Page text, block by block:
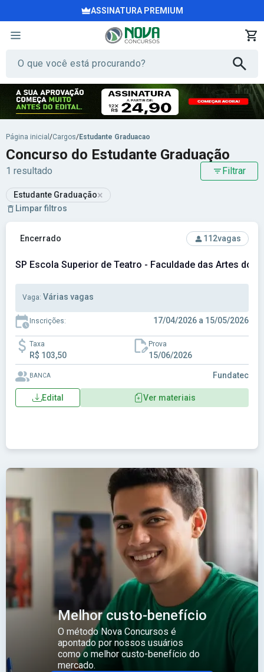
ASSINATURA PREMIUM
Página inicial /Cargos/Estudante Graduacao
Concurso do Estudante Graduação
1 resultado Filtrar
Estudante Graduação×
Limpar filtros
Ver concurso: SP Escola Superior de Teatro - Faculdade
Encerrado 112vagas
SP Escola Superior de Teatro - Faculdade das Artes do
Vaga: Várias vagas
Inscrições: 17/04/2026 a 15/05/2026
Taxa
R$ 103,50
Prova
15/06/2026
BANCA Fundatec
Edital Ver materiais
Melhor custo-benefício
O método Nova Concursos é
apontado por nossos usuários
como o melhor custo-benefício do
mercado.